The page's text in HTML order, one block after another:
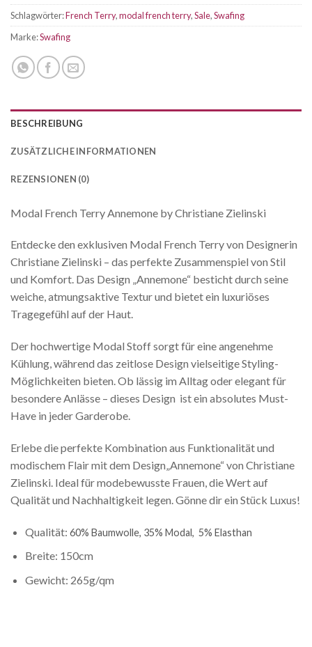
Schlagwörter:French Terry,modal french terry,Sale,Swafing
Marke:Swafing
BESCHREIBUNG
ZUSÄTZLICHE INFORMATIONEN
REZENSIONEN (0)
Modal French Terry Annemone by Christiane Zielinski
Entdecke den exklusiven Modal French Terry von Designerin
Christiane Zielinski – das perfekte Zusammenspiel von Stil
und Komfort. Das Design „Annemone“ besticht durch seine
weiche, atmungsaktive Textur und bietet ein luxuriöses
Tragegefühl auf der Haut.
Der hochwertige Modal Stoff sorgt für eine angenehme
Kühlung, während das zeitlose Design vielseitige Styling-
Möglichkeiten bieten. Ob lässig im Alltag oder elegant für
besondere Anlässe – dieses Design ist ein absolutes Must-
Have in jeder Garderobe.
Erlebe die perfekte Kombination aus Funktionalität und
modischem Flair mit dem Design„Annemone“ von Christiane
Zielinski. Ideal für modebewusste Frauen, die Wert auf
Qualität und Nachhaltigkeit legen. Gönne dir ein Stück Luxus!
Qualität: 60% Baumwolle, 35% Modal, 5% Elasthan
Breite: 150cm
Gewicht: 265g/qm